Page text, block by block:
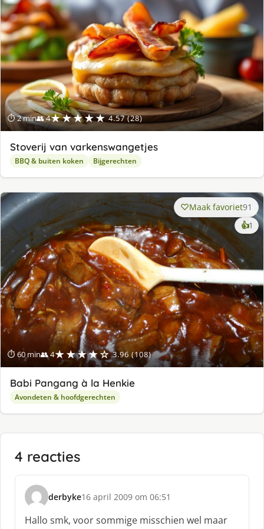
⏱ 2 min👥 4★★★★★ 4.57 (28)
Stoverij van varkenswangetjes
BBQ & buiten koken Bijgerechten
⏱ 60 min👥 4★★★★☆ 3.96 (108)
Maak favoriet91
👍1
Babi Pangang à la Henkie
Avondeten & hoofdgerechten
4 reacties
derbyke
s
c
16 april 2009 om 06:51
Hallo smk, voor sommige misschien wel maar